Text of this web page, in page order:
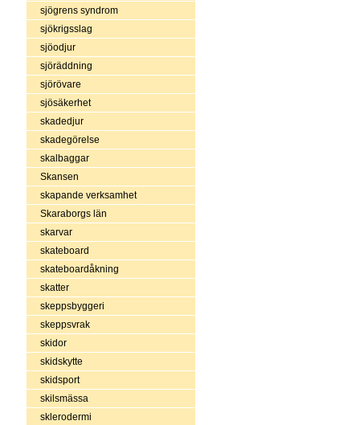
sjögrens syndrom
sjökrigsslag
sjöodjur
sjöräddning
sjörövare
sjösäkerhet
skadedjur
skadegörelse
skalbaggar
Skansen
skapande verksamhet
Skaraborgs län
skarvar
skateboard
skateboardåkning
skatter
skeppsbyggeri
skeppsvrak
skidor
skidskytte
skidsport
skilsmässa
sklerodermi